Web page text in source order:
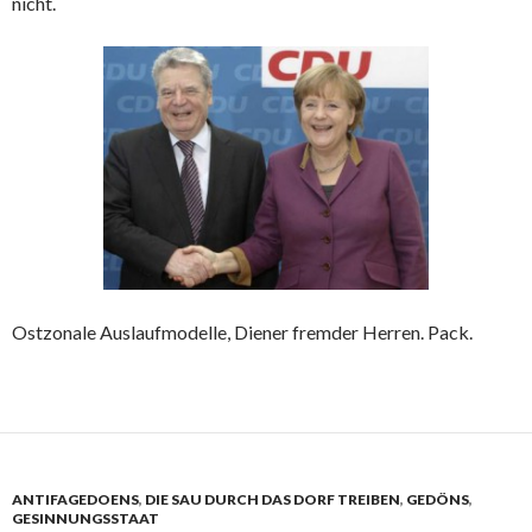
Ostzonale Auslaufmodelle, Diener fremder Herren. Pack.
ANTIFAGEDOENS, DIE SAU DURCH DAS DORF TREIBEN, GEDÖNS,
GESINNUNGSSTAAT